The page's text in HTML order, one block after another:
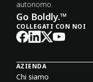
autonomo.
Go Boldly.™
COLLEGATI CON NOI
AZIENDA
Chi siamo